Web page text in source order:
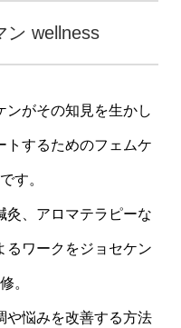
ン wellness
がその知見を生かし
トするためのフェムケ
す。
灸、アロマテラピーな
るワークをジョセケン
。
や悩みを改善する方法